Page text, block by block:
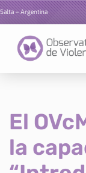
contenido
Salta – Argentina
El
la